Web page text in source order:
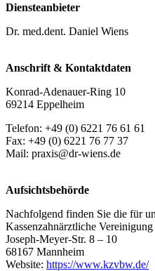
Diensteanbieter
Dr. med.dent. Daniel Wiens
Anschrift & Kontaktdaten
Konrad-Adenauer-Ring 10
69214 Eppelheim
Telefon: +49 (0) 6221 76 61 61
Fax: +49 (0) 6221 76 77 37
Mail: praxis@dr-wiens.de
Aufsichtsbehörde
Nachfolgend finden Sie die für
Kassenzahnärztliche
Joseph-Meyer-Str. 8 – 10
68167 Mannheim
Website: https://www.kzvbw.de/